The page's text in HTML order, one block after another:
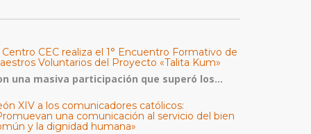
Centro CEC realiza el 1° Encuentro Formativo de
Voluntarios del Proyecto «Talita Kum»
una masiva participación que superó los...
XIV a los comunicadores católicos:
una comunicación al servicio del bien
y la dignidad humana»